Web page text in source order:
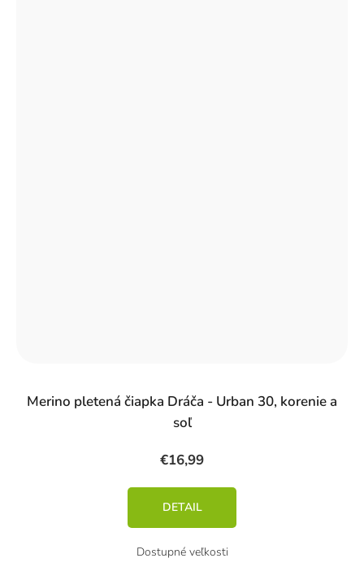
Merino pletená čiapka Dráča - Urban 30, korenie a
soľ
€16,99
DETAIL